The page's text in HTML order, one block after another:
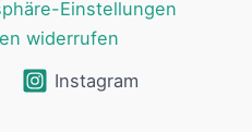
Einstellungen
widerrufen
Instagram